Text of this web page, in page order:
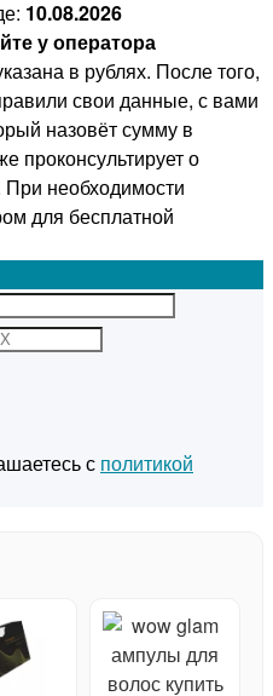
10.08.2026
у оператора
в рублях. После того,
свои данные, с вами
назовёт сумму в
проконсультирует о
При необходимости
для бесплатной
с политикой